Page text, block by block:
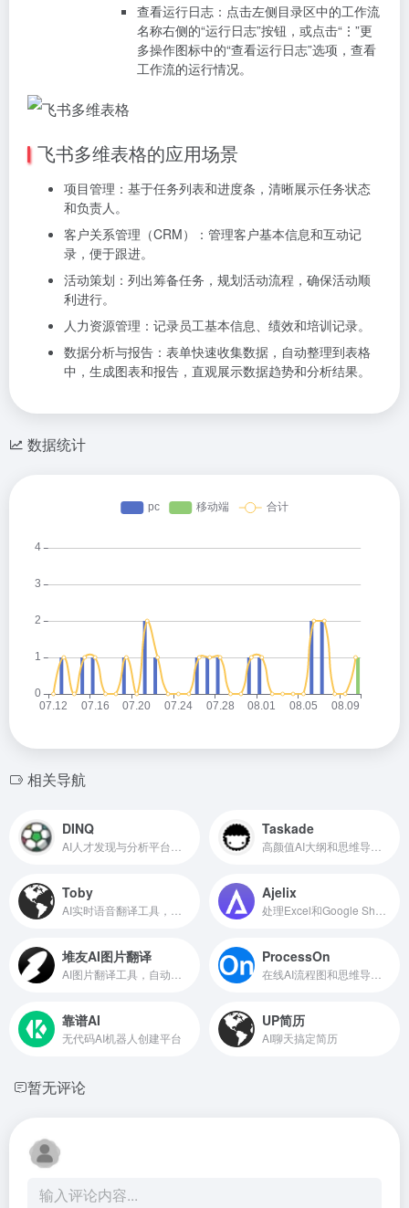
查看运行日志：点击左侧目录区中的工作流
名称右侧的“运行日志”按钮，或点击“⋮”更
多操作图标中的“查看运行日志”选项，查看
工作流的运行情况。
飞书多维表格的应用场景
项目管理：基于任务列表和进度条，清晰展示任务状态
和负责人。
客户关系管理（CRM）：管理客户基本信息和互动记
录，便于跟进。
活动策划：列出筹备任务，规划活动流程，确保活动顺
利进行。
人力资源管理：记录员工基本信息、绩效和培训记录。
数据分析与报告：表单快速收集数据，自动整理到表格
中，生成图表和报告，直观展示数据趋势和分析结果。
数据统计
相关导航
DINQ Taskade
Toby Ajelix
堆友AI图片翻译 ProcessOn
靠谱AI
无代码AI机器人创建平台
UP简历
AI聊天搞定简历
暂无评论